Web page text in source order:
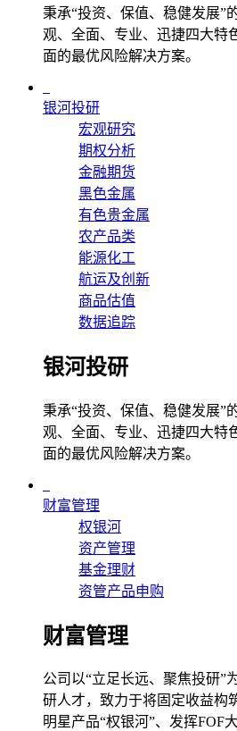
秉承“投资、保值、稳健发展”
观、全面、专业、迅捷四大特
面的最优风险解决方案。
银河投研
宏观研究
期权分析
金融期货
黑色金属
有色贵金属
农产品类
能源化工
航运及创新
商品估值
数据追踪
银河投研
秉承“投资、保值、稳健发展”
观、全面、专业、迅捷四大特
面的最优风险解决方案。
财富管理
权银河
资产管理
基金理财
资管产品申购
财富管理
公司以“立足长远、聚焦投研”
研人才，致力于将固定收益构
明星产品“权银河”、发挥FOF